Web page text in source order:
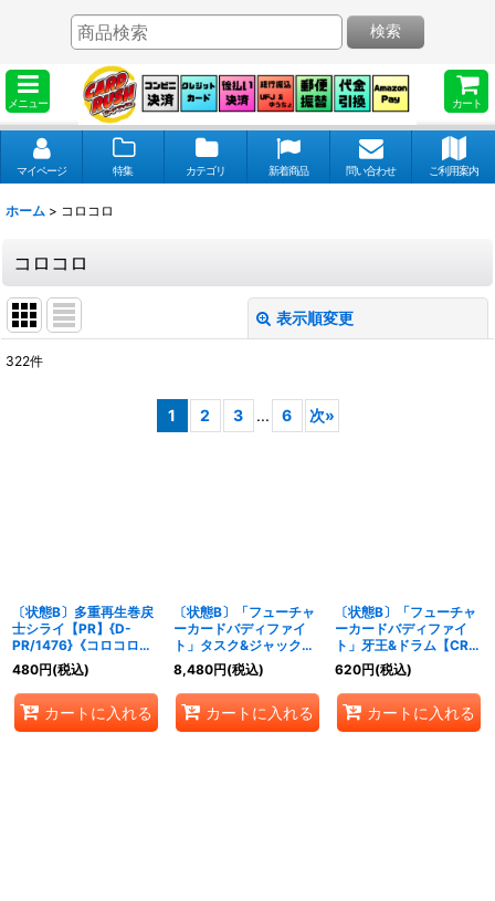
メニュー カート
検索
マイページ 特集 カテゴリ 新着商品 問い合わせ ご利用案内
ホーム > コロコロ
コロコロ
表示順変更
322件
1 2 3 ... 6 次»
〔状態B〕多重再生巻戻
士シライ【PR】{D-
PR/1476}《コロコロダ
ークステイツ》
480円(税込)
カートに入れる
〔状態B〕「フューチャ
ーカードバディファイ
ト」タスク&ジャック
【GCR】{DZ-
SS04/GCR14}《コロコ
ロドラゴンエンパイア》
8,480円(税込)
カートに入れる
〔状態B〕「フューチャ
ーカードバディファイ
ト」牙王&ドラム【CR】
{DZ-SS04/CR01}《ド
ラゴンエンパイア》
620円(税込)
カートに入れる